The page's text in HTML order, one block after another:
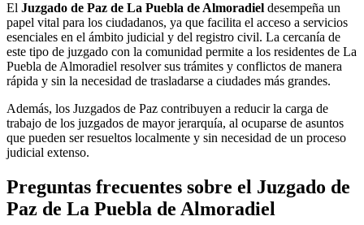
El Juzgado de Paz de La Puebla de Almoradiel desempeña un
papel vital para los ciudadanos, ya que facilita el acceso a servicios
esenciales en el ámbito judicial y del registro civil. La cercanía de
este tipo de juzgado con la comunidad permite a los residentes de La
Puebla de Almoradiel resolver sus trámites y conflictos de manera
rápida y sin la necesidad de trasladarse a ciudades más grandes.
Además, los Juzgados de Paz contribuyen a reducir la carga de
trabajo de los juzgados de mayor jerarquía, al ocuparse de asuntos
que pueden ser resueltos localmente y sin necesidad de un proceso
judicial extenso.
Preguntas frecuentes sobre el Juzgado de
Paz de La Puebla de Almoradiel